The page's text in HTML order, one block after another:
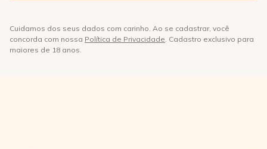
Cuidamos dos seus dados com carinho. Ao se cadastrar, você
concorda com nossa Política de Privacidade. Cadastro exclusivo para
maiores de 18 anos.